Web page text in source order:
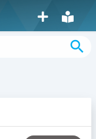
search